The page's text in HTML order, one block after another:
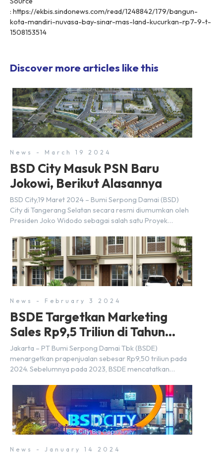
: https://ekbis.sindonews.com/read/1248842/179/bangun-
kota-mandiri-nuvasa-bay-sinar-mas-land-kucurkan-rp7-9-t-
1508153514
Discover more articles like this
News - March 19 2024
BSD City Masuk PSN Baru
Jokowi, Berikut Alasannya
BSD City,19 Maret 2024 – Bumi Serpong Damai (BSD)
City di Tangerang Selatan secara resmi diumumkan oleh
Presiden Joko Widodo sebagai salah satu Proyek
dibuat oleh Menteri Koordinator Bidang Perekonomian,
Airlangga Hartarto, setelah Rapat Terbatas (ratas)
bersama Jokowi di Istana Kepresidenan pada hari Senin,
18 Maret 2024. Selain […]
News - February 3 2024
BSDE Targetkan Marketing
Sales Rp9,5 Triliun di Tahun
2024
Jakarta – PT Bumi Serpong Damai Tbk (BSDE)
menargetkan prapenjualan sebesar Rp9,50 triliun pada
2024. Sebelumnya pada 2023, BSDE mencatatkan
melampaui target prapenjualan sebesar Rp8,80 triliun.
Menurut Direktur BSDE Hermawan Wijaya menghadapi
2024, kondisi ekonomi global maupun nasional dapat
memengaruhi pertimbangan masyarakat untuk membeli
rumah maupun investasi di sektor […]
News - January 14 2024